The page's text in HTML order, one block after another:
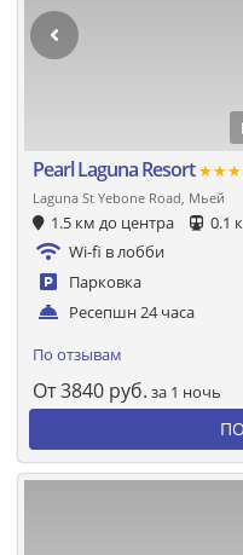
Pearl Laguna Resort
Laguna St Yebone Road, Мьей
1.5 км до центра 0.1
Wi-fi в лобби
Парковка
Ресепшн 24 часа
По отзывам
От3840 руб. за 1 ночь